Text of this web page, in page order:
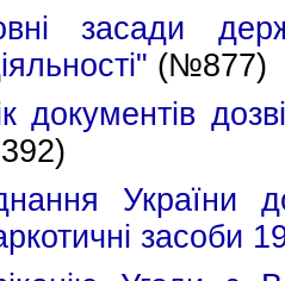
засади
(№877)
документів
України
засоби